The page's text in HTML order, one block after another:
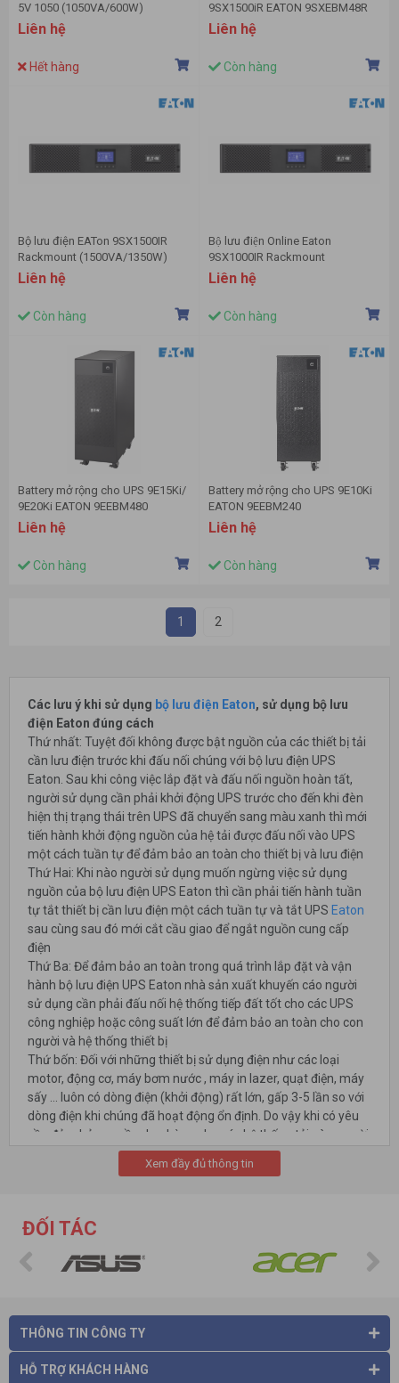
5V 1050 (1050VA/600W)
Liên hệ
Hết hàng
9SX1500iR EATON 9SXEBM48R
Liên hệ
Còn hàng
Bộ lưu điện EATon 9SX1500IR
Rackmount (1500VA/1350W)
Liên hệ
Còn hàng
Bộ lưu điện Online Eaton
9SX1000IR Rackmount
(1000VA/900W)
Liên hệ
Còn hàng
Battery mở rộng cho UPS 9E15Ki/
9E20Ki EATON 9EEBM480
Liên hệ
Còn hàng
Battery mở rộng cho UPS 9E10Ki
EATON 9EEBM240
Liên hệ
Còn hàng
1 2
Các lưu ý khi sử dụng bộ lưu điện Eaton, sử dụng bộ lưu
điện Eaton đúng cách
Thứ nhất: Tuyệt đối không được bật nguồn của các thiết bị tải
cần lưu điện trước khi đấu nối chúng với bộ lưu điện UPS
Eaton. Sau khi công việc lắp đặt và đấu nối nguồn hoàn tất,
người sử dụng cần phải khởi động UPS trước cho đến khi đèn
hiện thị trạng thái trên UPS đã chuyển sang màu xanh thì mới
tiến hành khởi động nguồn của hệ tải được đấu nối vào UPS
một cách tuần tự để đảm bảo an toàn cho thiết bị và lưu điện
Thứ Hai: Khi nào người sử dụng muốn ngừng việc sử dụng
nguồn của bộ lưu điện UPS Eaton thì cần phải tiến hành tuần
tự tắt thiết bị cần lưu điện một cách tuần tự và tắt UPS Eaton
sau cùng sau đó mới cắt cầu giao để ngắt nguồn cung cấp
điện
Thứ Ba: Để đảm bảo an toàn trong quá trình lắp đặt và vận
hành bộ lưu điện UPS Eaton nhà sản xuất khuyến cáo người
sử dụng cần phải đấu nối hệ thống tiếp đất tốt cho các UPS
công nghiệp hoặc công suất lớn để đảm bảo an toàn cho con
người và hệ thống thiết bị
Thứ bốn: Đối với những thiết bị sử dụng điện như các loại
motor, động cơ, máy bơm nước , máy in lazer, quạt điện, máy
sấy ... luôn có dòng điện (khởi động) rất lớn, gấp 3-5 lần so với
dòng điện khi chúng đã hoạt động ổn định. Do vậy khi có yêu
cầu đảm bảo nguồn dự phòng cho các hệ thống tải này, người
sử dụng phải lựa chọn loại UPSEatoncó mức công suất cao
gấp 3-5 lần tổng công suất danh định được ghi trên mỗi thiết
của máy phát điện khi cấp nguồn UPS phải có mức công suất
Xem đầy đủ thông tin
ĐỐI TÁC
THÔNG TIN CÔNG TY
HỖ TRỢ KHÁCH HÀNG